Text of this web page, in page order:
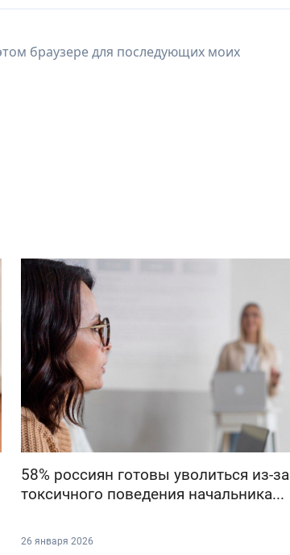
браузере для последующих моих
58% россиян готовы уволиться из-за
токсичного поведения начальника...
26 января 2026